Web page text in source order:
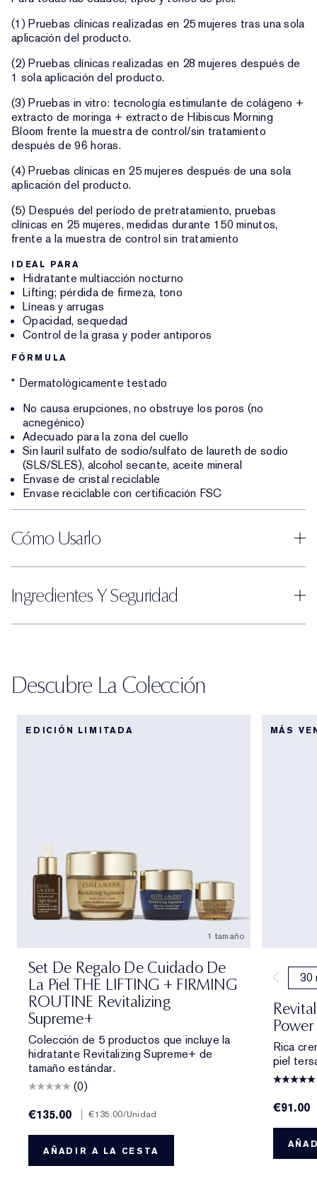
(1) Pruebas clínicas realizadas en 25 mujeres tras una sola
aplicación del producto.
(2) Pruebas clínicas realizadas en 28 mujeres después de
1 sola aplicación del producto.
(3) Pruebas in vitro: tecnología estimulante de colágeno +
extracto de moringa + extracto de Hibiscus Morning
Bloom frente la muestra de control/sin tratamiento
después de 96 horas.
(4) Pruebas clínicas en 25 mujeres después de una sola
aplicación del producto.
(5) Después del período de pretratamiento, pruebas
clínicas en 25 mujeres, medidas durante 150 minutos,
frente a la muestra de control sin tratamiento
IDEAL PARA
Hidratante multiacción nocturno
Lifting; pérdida de firmeza, tono
Líneas y arrugas
Opacidad, sequedad
Control de la grasa y poder antiporos
FÓRMULA
* Dermatológicamente testado
No causa erupciones, no obstruye los poros (no
acnegénico)
Adecuado para la zona del cuello
Sin lauril sulfato de sodio/sulfato de laureth de sodio
(SLS/SLES), alcohol secante, aceite mineral
Envase de cristal reciclable
Envase reciclable con certificación FSC
Cómo Usarlo
Ingredientes Y Seguridad
Descubre La Colección
EDICIÓN LIMITADA
1 tamaño
Set De Regalo De Cuidado De
La Piel THE LIFTING + FIRMING
ROUTINE Revitalizing
Supreme+
Colección de 5 productos que incluye la
hidratante Revitalizing Supreme+ de
tamaño estándar.
(0)
€135.00
| €135.00/Unidad
AÑADIR A LA CESTA
MÁS
30
Rica
piel
€91.00